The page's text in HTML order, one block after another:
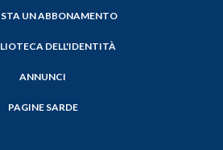
UN ABBONAMENTO
DELL'IDENTITÀ
ANNUNCI
PAGINE SARDE